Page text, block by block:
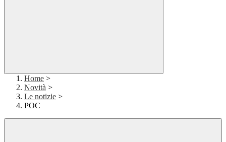
Home >
Novità >
Le notizie >
POC